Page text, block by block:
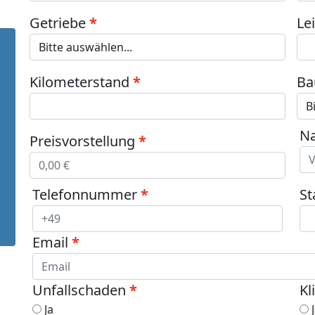
Getriebe
Kilometerstand
Preisvorstellung
Telefonnummer
Email
Unfallschaden
Ja